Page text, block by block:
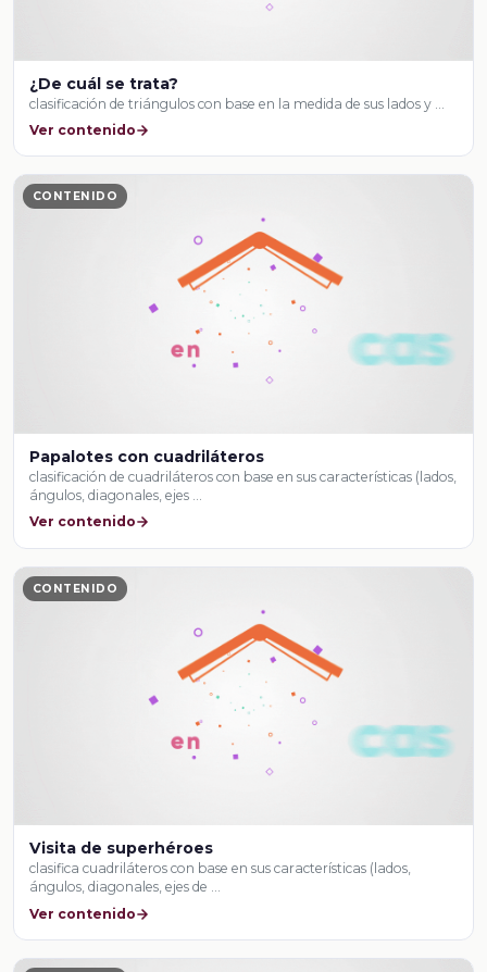
¿De cuál se trata?
clasificación de triángulos con base en la medida de sus lados y …
Ver contenido
CONTENIDO
Papalotes con cuadriláteros
clasificación de cuadriláteros con base en sus características (lados,
ángulos, diagonales, ejes …
Ver contenido
CONTENIDO
Visita de superhéroes
clasifica cuadriláteros con base en sus características (lados,
ángulos, diagonales, ejes de …
Ver contenido